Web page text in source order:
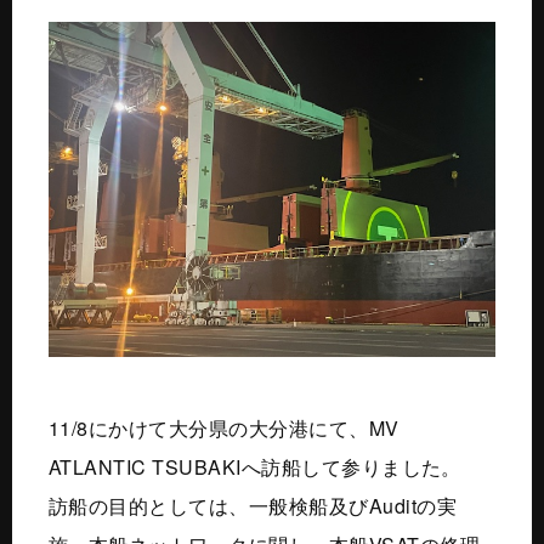
11/8にかけて大分県の大分港にて、MV
ATLANTIC TSUBAKIへ訪船して参りました。
訪船の目的としては、一般検船及びAuditの実